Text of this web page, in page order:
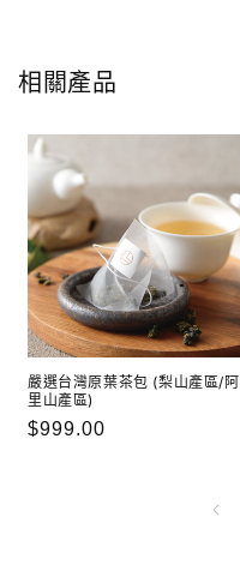
相關產品
嚴選台灣原葉茶包 (梨山產區/阿
里山產區)
定
$999.00